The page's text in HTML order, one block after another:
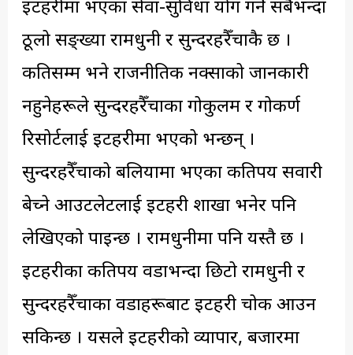
इटहरीमा भएका सेवा-सुविधा प्रयोग गर्ने सबैभन्दा
ठूलो सङ्ख्या रामधुनी र सुन्दरहरैँचाकै छ ।
कतिसम्म भने राजनीतिक नक्साको जानकारी
नहुनेहरूले सुन्दरहरैँचाका गोकुलम र गोकर्ण
रिसोर्टलाई इटहरीमा भएको भन्छन् ।
सुन्दरहरैँचाको बलियामा भएका कतिपय सवारी
बेच्ने आउटलेटलाई इटहरी शाखा भनेर पनि
लेखिएको पाइन्छ । रामधुनीमा पनि यस्तै छ ।
इटहरीका कतिपय वडाभन्दा छिटो रामधुनी र
सुन्दरहरैँचाका वडाहरूबाट इटहरी चोक आउन
सकिन्छ । यसले इटहरीको व्यापार, बजारमा